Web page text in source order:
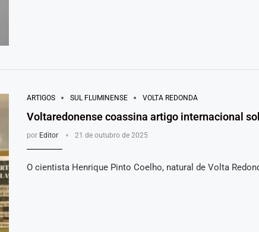
ARTIGOS SUL FLUMINENSE VOLTA REDONDA
Voltaredonense coassina artigo internacional
por Editor 21 de outubro de 2025
O cientista Henrique Pinto Coelho, natural de Volta